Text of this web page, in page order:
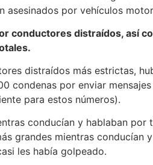
por vehículos
conductores distraídos, así
distraídos más estrictas,
condenas por enviar
para estos números).
conducían y hablaban por
grandes mientras conducían
les había golpeado.